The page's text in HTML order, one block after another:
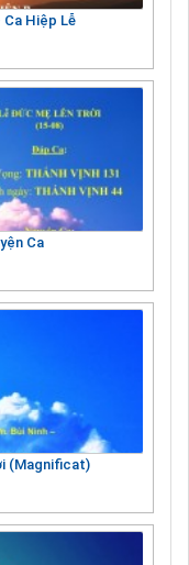
Ca Hiệp Lễ
Ca
(Magnificat)